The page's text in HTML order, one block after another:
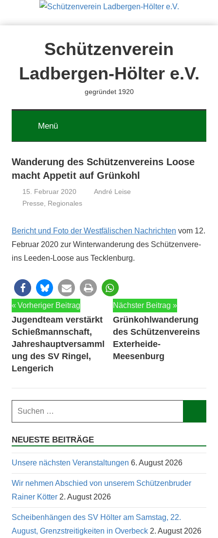
Schützenverein
Ladbergen-Hölter e.V.
gegründet 1920
Menü
Wanderung des Schützenvereins Loose
macht Appetit auf Grünkohl
15. Februar 2020
André Leise
Presse
Regionales
Bericht und Foto der West­fälis­chen Nachricht­en vom 12.
Feb­ru­ar 2020 zur Win­ter­wan­derung des Schützen­vere­
ins Lee­den-Loose aus Tecklenburg.
Beitragsnavigation
Vorheriger Beitrag
Jugendteam verstärkt
Schießmannschaft,
Jahreshauptversamml
ung des SV Ringel,
Lengerich
Nächster Beitrag
Grünkohlwanderung
des Schützenvereins
Exterheide-
Meesenburg
Suchen
NEUESTE BEITRÄGE
Unsere nächsten Veranstaltungen 6. August 2026
Wir nehmen Abschied von unserem Schützenbruder
Rainer Kötter 2. August 2026
Scheibenhängen des SV Hölter am Samstag, 22.
August, Grenzstreitigkeiten in Overbeck 2. August 2026